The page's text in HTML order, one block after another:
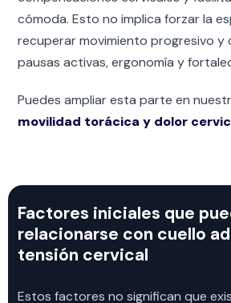
cómoda. Esto no implica forzar la
recuperar movimiento progresivo y
pausas activas, ergonomía y
Puedes ampliar esta parte en
movilidad torácica y dolor
Factores iniciales que
relacionarse con cuello
tensión cervical
Estos factores no significan que